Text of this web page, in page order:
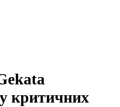
критичних